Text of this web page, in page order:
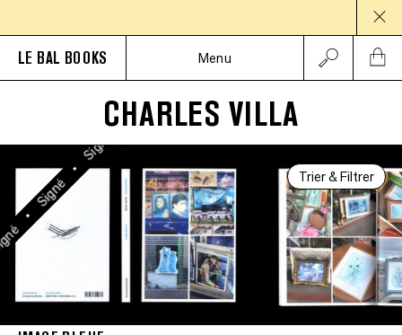
LE BAL BOOKS Menu
CHARLES VILLA
Trier & Filtrer
•
Signé
•
Signé
•
Signé
•
Signé